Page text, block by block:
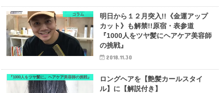
コラム
明日から１２月突入!!《金運アップ
カット》も解禁!!原宿・表参道
『1000人をツヤ髪にヘアケア美容師
の挑戦』
2018.11.30
『1000人をツヤ髪に。ヘアケア美容師の挑戦』
ロングヘアを【艶髪カールスタイ
ル】に【解説付き】